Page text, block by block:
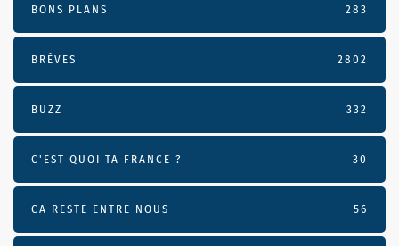
BONS PLANS 283
BRÈVES 2802
BUZZ 332
C'EST QUOI TA FRANCE ? 30
CA RESTE ENTRE NOUS 56